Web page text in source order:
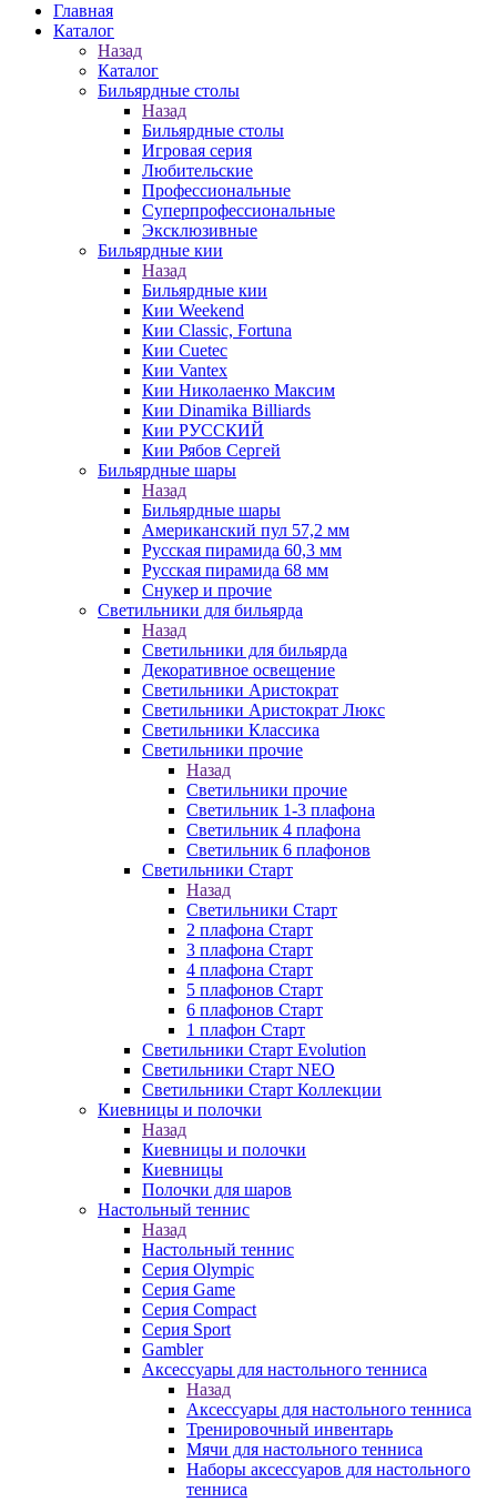
Главная
Каталог
Назад
Каталог
Бильярдные столы
Назад
Бильярдные столы
Игровая серия
Любительские
Профессиональные
Суперпрофессиональные
Эксклюзивные
Бильярдные кии
Назад
Бильярдные кии
Кии Weekend
Кии Classic, Fortuna
Кии Cuetec
Кии Vantex
Кии Николаенко Максим
Кии Dinamika Billiards
Кии РУССКИЙ
Кии Рябов Сергей
Бильярдные шары
Назад
Бильярдные шары
Американский пул 57,2 мм
Русская пирамида 60,3 мм
Русская пирамида 68 мм
Снукер и прочие
Светильники для бильярда
Назад
Светильники для бильярда
Декоративное освещение
Светильники Аристократ
Светильники Аристократ Люкс
Светильники Классика
Светильники прочие
Назад
Светильники прочие
Светильник 1-3 плафона
Светильник 4 плафона
Светильник 6 плафонов
Светильники Старт
Назад
Светильники Старт
2 плафона Старт
3 плафона Старт
4 плафона Старт
5 плафонов Старт
6 плафонов Старт
1 плафон Старт
Светильники Старт Evolution
Светильники Старт NEO
Светильники Старт Коллекции
Киевницы и полочки
Назад
Киевницы и полочки
Киевницы
Полочки для шаров
Настольный теннис
Назад
Настольный теннис
Серия Olympic
Серия Game
Серия Compact
Серия Sport
Gambler
Аксессуары для настольного тенниса
Назад
Аксессуары для настольного тенниса
Тренировочный инвентарь
Мячи для настольного тенниса
Наборы аксессуаров для настольного
тенниса